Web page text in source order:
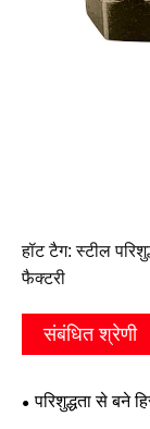
हॉट टैग: स्टील
फैक्टरी
संबंधित श्रेणी
परिशुद्धता से बने